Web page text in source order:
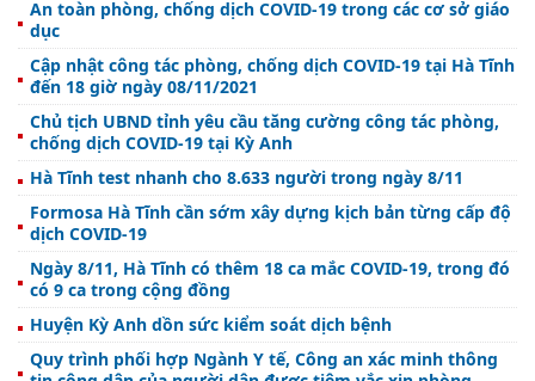
An toàn phòng, chống dịch COVID-19 trong các cơ sở giáo
dục
Cập nhật công tác phòng, chống dịch COVID-19 tại Hà Tĩnh
đến 18 giờ ngày 08/11/2021
Chủ tịch UBND tỉnh yêu cầu tăng cường công tác phòng,
chống dịch COVID-19 tại Kỳ Anh
Hà Tĩnh test nhanh cho 8.633 người trong ngày 8/11
Formosa Hà Tĩnh cần sớm xây dựng kịch bản từng cấp độ
dịch COVID-19
Ngày 8/11, Hà Tĩnh có thêm 18 ca mắc COVID-19, trong đó
có 9 ca trong cộng đồng
Huyện Kỳ Anh dồn sức kiểm soát dịch bệnh
Quy trình phối hợp Ngành Y tế, Công an xác minh thông